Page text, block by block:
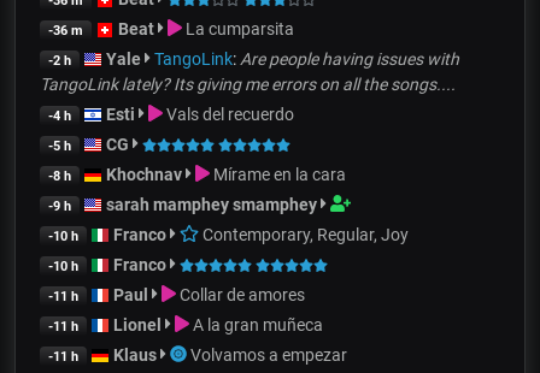
-36 m Beat La cumparsita
-2 h Yale TangoLink: Are people having issues with
TangoLink lately? Its giving me errors on all the songs....
-4 h Esti Vals del recuerdo
-5 h CG
-8 h Khochnav Mírame en la cara
-9 h sarah mamphey smamphey
-10 h Franco Contemporary, Regular, Joy
-10 h Franco
-11 h Paul Collar de amores
-11 h Lionel A la gran muñeca
-11 h Klaus Volvamos a empezar